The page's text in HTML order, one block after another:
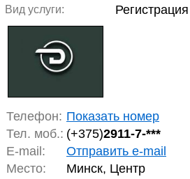
Вид услуги:
Телефон: Показать номер
Тел. моб.: (+375)2911-7-***
E-mail:
Отправить e-mail
Место:
Минск, Центр